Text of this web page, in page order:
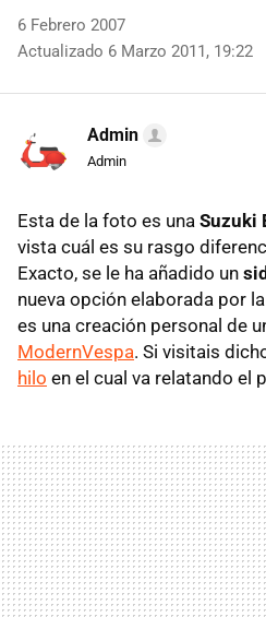
6 Febrero 2007
Actualizado 6 Marzo 2011, 19:22
Admin
Admin
Esta de la foto es una Suzuki
vista cuál es su rasgo
Exacto, se le ha añadido un
nueva opción elaborada por
es una creación personal de
ModernVespa. Si visitais
hilo en el cual va relatando el